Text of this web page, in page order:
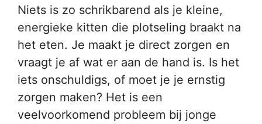
Niets is zo schrikbarend als je kleine,
energieke kitten die plotseling braakt na
het eten. Je maakt je direct zorgen en
vraagt je af wat er aan de hand is. Is het
iets onschuldigs, of moet je je ernstig
zorgen maken? Het is een
veelvoorkomend probleem bij jonge